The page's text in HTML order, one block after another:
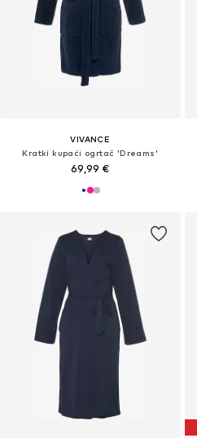
VIVANCE
Kratki kupaći ogrtač 'Dreams'
69,99 €